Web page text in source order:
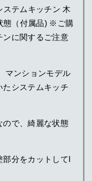
テムキッチン 木
態（付属品) ※ご購
ンに関するご注意
マンションモデル
たシステムキッチ
ので、綺麗な状態
分をカットしてI